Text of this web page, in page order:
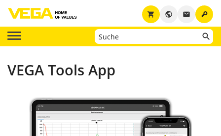
key
email
public
shopping_cart
VEGA Tools App